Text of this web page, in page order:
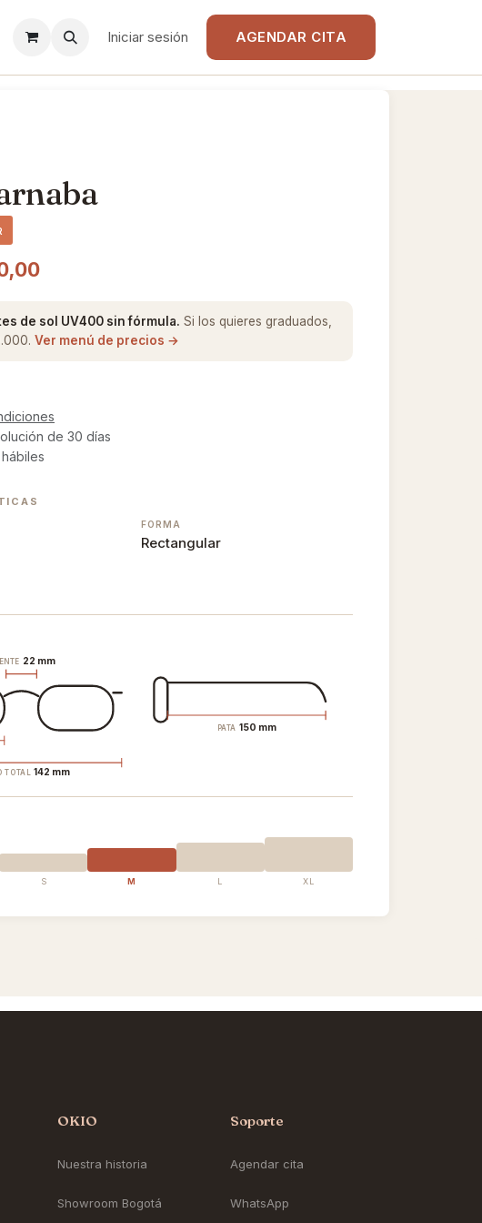
Iniciar sesión AGENDAR CITA
de sol UV400 sin fórmula. Si los quieres graduados,
Ver menú de precios →
de 30 días
FORMA
Rectangular
22 mm
TOTAL 142 mm
PATA 150 mm
S M L XL
OKIO
Nuestra historia
Showroom Bogotá
Soporte
Agendar cita
WhatsApp